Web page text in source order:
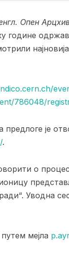
Опен
године
786048/
је
.
о
Уводна
мејла